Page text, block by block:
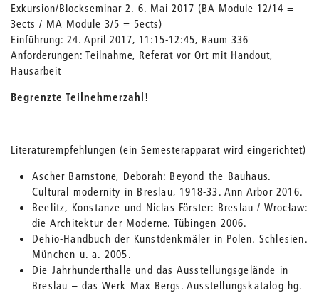
Exkursion/Blockseminar 2.-6. Mai 2017 (BA Module 12/14 =
3ects / MA Module 3/5 = 5ects)
Einführung: 24. April 2017, 11:15-12:45, Raum 336
Anforderungen: Teilnahme, Referat vor Ort mit Handout,
Hausarbeit
Begrenzte Teilnehmerzahl!
Literaturempfehlungen (ein Semesterapparat wird eingerichtet)
Ascher Barnstone, Deborah: Beyond the Bauhaus.
Cultural modernity in Breslau, 1918-33. Ann Arbor 2016.
Beelitz, Konstanze und Niclas Förster: Breslau / Wrocław:
die Architektur der Moderne. Tübingen 2006.
Dehio-Handbuch der Kunstdenkmäler in Polen. Schlesien.
München u. a. 2005.
Die Jahrhunderthalle und das Ausstellungsgelände in
Breslau – das Werk Max Bergs. Ausstellungskatalog hg.